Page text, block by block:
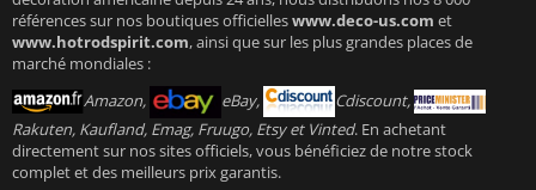
références sur nos boutiques officielleswww.deco-us.com et
www.hotrodspirit.com, ainsi que sur les plus grandes places de
marché mondiales :
Amazon,
eBay,
Cdiscount,
Rakuten, Kaufland, Emag, Fruugo, Etsy et Vinted. En achetant
directement sur nos sites officiels, vous bénéficiez de notre stock
complet et des meilleurs prix garantis.